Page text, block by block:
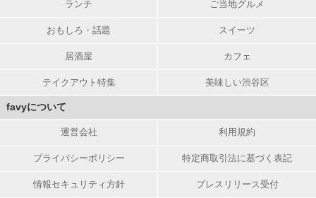
ランチ ご当地グルメ
おもしろ・話題 スイーツ
居酒屋 カフェ
テイクアウト特集 美味しい渋谷区
favyについて
運営会社 利用規約
プライバシーポリシー 特定商取引法に基づく表記
情報セキュリティ方針 プレスリリース受付